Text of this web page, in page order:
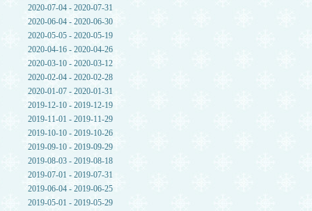
2020-07-04 - 2020-07-31
2020-06-04 - 2020-06-30
2020-05-05 - 2020-05-19
2020-04-16 - 2020-04-26
2020-03-10 - 2020-03-12
2020-02-04 - 2020-02-28
2020-01-07 - 2020-01-31
2019-12-10 - 2019-12-19
2019-11-01 - 2019-11-29
2019-10-10 - 2019-10-26
2019-09-10 - 2019-09-29
2019-08-03 - 2019-08-18
2019-07-01 - 2019-07-31
2019-06-04 - 2019-06-25
2019-05-01 - 2019-05-29